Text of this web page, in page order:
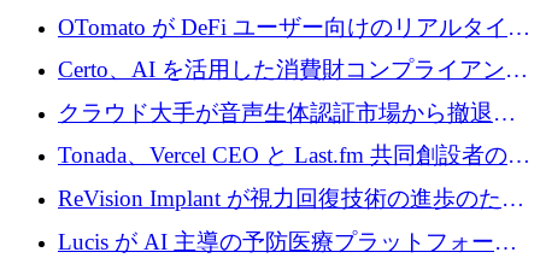
ーン Tide の CEO、オリバー・プリル氏
OTomato が DeFi ユーザー向けのリアルタイム
インテリジェンス レイヤーを構築するために
Improbable から 200 万ドルを調達
Certo、AI を活用した消費財コンプライアンス
プラットフォームのために 400 万ドルを調達
クラウド大手が音声生体認証市場から撤退す
るなか、Voxmindが54万6,000ポンドのプレシ
ード資金を調達
Tonada、Vercel CEO と Last.fm 共同創設者の支
援を受けてステルス撤退
ReVision Implant が視力回復技術の進歩のため
に 400 万ユーロを確保
Lucis が AI 主導の予防医療プラットフォーム